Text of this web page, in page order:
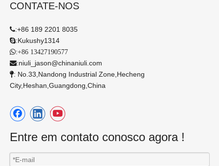
CONTATE-NOS
:+86 189 2201 8035
:Kukushy1314
:+86 13427190577
:niuli_jason@chinaniuli.com
: No.33,Nandong Industrial Zone,Hecheng
City,Heshan,Guangdong,China​​​​​​​
Entre em contato conosco agora !